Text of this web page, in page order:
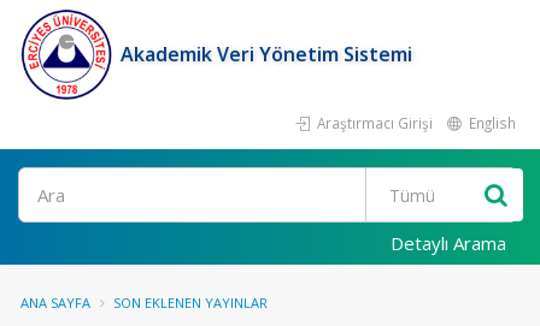
Akademik Veri Yönetim Sistemi
Araştırmacı Girişi English
Ara
Detaylı Arama
ANA SAYFA SON EKLENEN YAYINLAR